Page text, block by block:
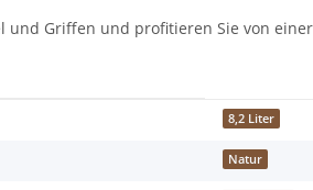
und Griffen und profitieren Sie von
8,2 Liter
Natur